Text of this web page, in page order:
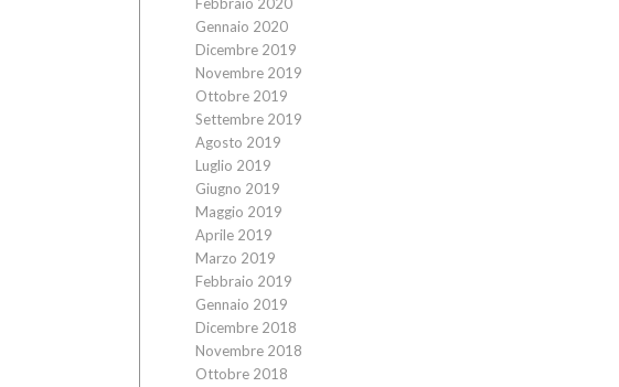
Gennaio 2020
Dicembre 2019
Novembre 2019
Ottobre 2019
Settembre 2019
Agosto 2019
Luglio 2019
Giugno 2019
Maggio 2019
Aprile 2019
Marzo 2019
Febbraio 2019
Gennaio 2019
Dicembre 2018
Novembre 2018
Ottobre 2018